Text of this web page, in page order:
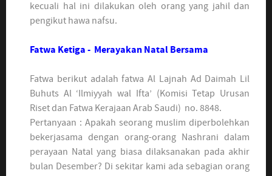
kecuali hal ini dilakukan oleh orang yang jahil dan
pengikut hawa nafsu.
Fatwa Ketiga - Merayakan Natal Bersama
Fatwa berikut adalah fatwa Al Lajnah Ad Daimah Lil
Buhuts Al ‘Ilmiyyah wal Ifta’ (Komisi Tetap Urusan
Riset dan Fatwa Kerajaan Arab Saudi) no. 8848.
Pertanyaan : Apakah seorang muslim diperbolehkan
bekerjasama dengan orang-orang Nashrani dalam
perayaan Natal yang biasa dilaksanakan pada akhir
bulan Desember? Di sekitar kami ada sebagian orang